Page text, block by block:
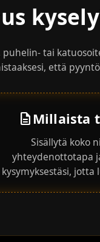
tai
että
description Millaista
Sisällytä koko
yhteydenottotapa
kysymyksestäsi,